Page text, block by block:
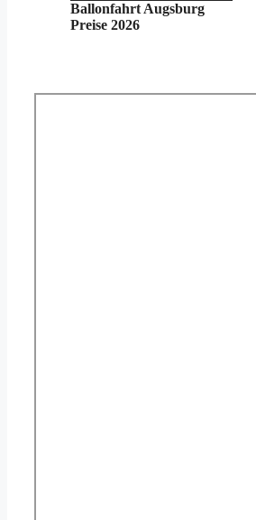
Ballonfahrt Augsburg
Preise 2026